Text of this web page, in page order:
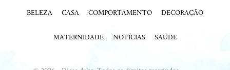
BELEZA CASA COMPORTAMENTO
DECORAÇÃO
MATERNIDADE
NOTÍCIAS SAÚDE